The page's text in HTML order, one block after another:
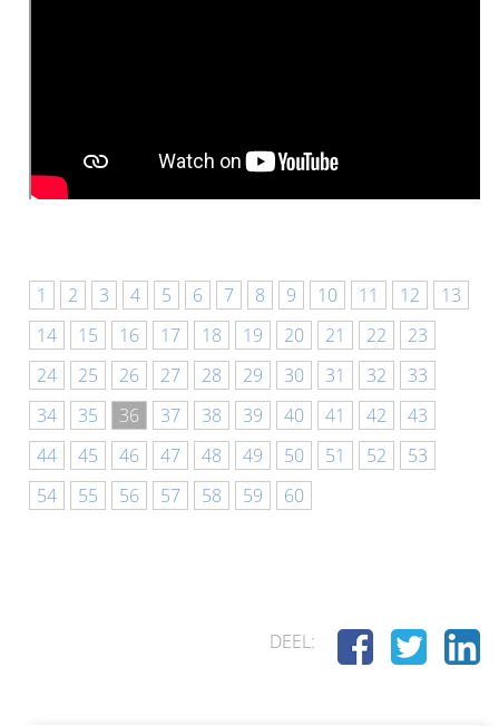
1 2 3 4 5 6 7 8 9 10 11 12
13
14
15 16 17 18 19 20 21 22
23
24
25 26 27 28 29 30 31 32
33
34
35 36 37 38 39 40 41 42
43
44
45 46 47 48 49 50 51 52
53
54
55 56 57 58 59 60
DEEL: